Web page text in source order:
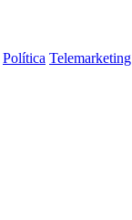
Política Telemarketing